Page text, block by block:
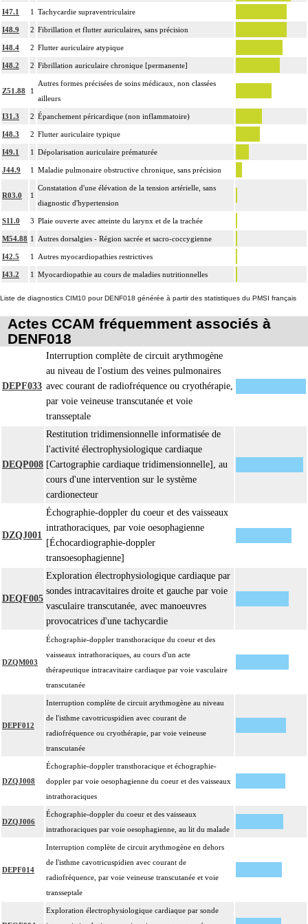
résection d'un axe ou d'une structure vasculaire avec reconstruction par greffe
Par thoracotomie, on entend : tout abord de la cavité thoracique - sternotomie,
thoracotomie latérale, thoracotomie postérieure.
La circulation extracorporelle [CEC] pour acte intrathoracique inclut, pour le
chirurgien, l'installation, la conduite de la circulation extracorporelle, et son
ablation. Elle inclut les responsabilités suivantes :
- décision de l'indication et choix de la technique
- pose et ablation des canules
- décision d'arrêt circulatoire
- définition des protocoles de remplissage
- décision de cardioplégie
- décision d'assistance circulatoire.
4 La suture d'un vaisseau inclut l'angioplastie d'élargissement.
Le pontage artériel inclut la thromboendartériectomie de contigüité.
Les actes sur le thorax, par thoracoscopie incluent l'évacuation de collection
4
intrathoracique associée, la pose de drain pleural et/ou péricardique.
4
Les actes avec dérivation vasculaire [shunt] incluent la pose d'une dérivation
inerte ou pulsée, et son ablation.
4
Facturation : les suppléments de numérisation ou la radioscopie de longue
durée sous ampli de brillance (chapitre 19) ne peuvent pas être facturés avec
les actes diagnostiques ou thérapeutiques de radiologie vasculaire
I47.1 1 Tachycardie supraventriculaire
I48.9 2 Fibrillation et flutter auriculaires, sans précision
I48.4 2 Flutter auriculaire atypique
I48.2 2 Fibrillation auriculaire chronique [permanente]
Z51.88 1
Autres formes précisées de soins médicaux, non classées
ailleurs
I31.3 2 Épanchement péricardique (non inflammatoire)
I48.3 2 Flutter auriculaire typique
I49.1 1 Dépolarisation auriculaire prématurée
J44.9 1 Maladie pulmonaire obstructive chronique, sans précision
R03.0 1
Constatation d'une élévation de la tension artérielle, sans
diagnostic d'hypertension
S11.0 3 Plaie ouverte avec atteinte du larynx et de la trachée
M54.88 1 Autres dorsalgies - Région sacrée et sacro-coccygienne
I42.5 1 Autres myocardiopathies restrictives
I43.2 1 Myocardiopathie au cours de maladies nutritionnelles
Liste de diagnostics CIM10 pour DENF018 générée à partir des statistiques du PMSI français
Actes CCAM fréquemment associés à
DENF018
DEPF033
Interruption complète de circuit arythmogène
au niveau de l'ostium des veines pulmonaires
avec courant de radiofréquence ou cryothérapie,
par voie veineuse transcutanée et voie
transseptale
DEQP008
Restitution tridimensionnelle informatisée de
l'activité électrophysiologique cardiaque
[Cartographie cardiaque tridimensionnelle], au
cours d'une intervention sur le système
cardionecteur
DZQJ001
Échographie-doppler du coeur et des vaisseaux
intrathoraciques, par voie oesophagienne
[Échocardiographie-doppler
transoesophagienne]
DEQF005
Exploration électrophysiologique cardiaque par
sondes intracavitaires droite et gauche par voie
vasculaire transcutanée, avec manoeuvres
provocatrices d'une tachycardie
DZQM003
Échographie-doppler transthoracique du coeur et des
vaisseaux intrathoraciques, au cours d'un acte
thérapeutique intracavitaire cardiaque par voie vasculaire
transcutanée
DEPF012
Interruption complète de circuit arythmogène au niveau
de l'isthme cavotricuspidien avec courant de
radiofréquence ou cryothérapie, par voie veineuse
transcutanée
DZQJ008
Échographie-doppler transthoracique et échographie-
doppler par voie oesophagienne du coeur et des vaisseaux
intrathoraciques
DZQJ006
Échographie-doppler du coeur et des vaisseaux
intrathoraciques par voie oesophagienne, au lit du malade
DEPF014
Interruption complète de circuit arythmogène en dehors
de l'isthme cavotricuspidien avec courant de
radiofréquence, par voie veineuse transcutanée et voie
transseptale
Exploration électrophysiologique cardiaque par sonde